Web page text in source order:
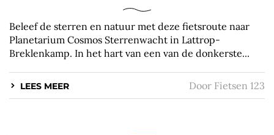
Beleef de sterren en natuur met deze fietsroute naar
Planetarium Cosmos Sterrenwacht in Lattrop-
Breklenkamp. In het hart van een van de donkerste...
LEES MEER Door Fietsen 123